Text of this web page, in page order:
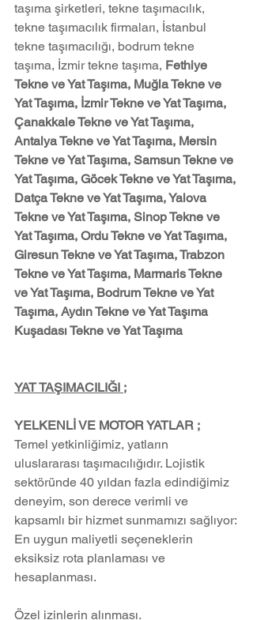
taşıma şirketleri, tekne taşımacılık,
tekne taşımacılık firmaları, İstanbul
tekne taşımacılığı, bodrum tekne
taşıma, İzmir tekne taşıma, Fethiye
Tekne ve Yat Taşıma, Muğla Tekne ve
Yat Taşıma, İzmir Tekne ve Yat Taşıma,
Çanakkale Tekne ve Yat Taşıma,
Antalya Tekne ve Yat Taşıma, Mersin
Tekne ve Yat Taşıma, Samsun Tekne ve
Yat Taşıma, Göcek Tekne ve Yat Taşıma,
Datça Tekne ve Yat Taşıma, Yalova
Tekne ve Yat Taşıma, Sinop Tekne ve
Yat Taşıma, Ordu Tekne ve Yat Taşıma,
Giresun Tekne ve Yat Taşıma, Trabzon
Tekne ve Yat Taşıma, Marmaris Tekne
ve Yat Taşıma, Bodrum Tekne ve Yat
Taşıma, Aydın Tekne ve Yat Taşıma
Kuşadası Tekne ve Yat Taşıma
YAT TAŞIMACILIĞI ;
YELKENLİ VE MOTOR YATLAR ;
Temel yetkinliğimiz, yatların
uluslararası taşımacılığıdır. Lojistik
sektöründe 40 yıldan fazla edindiğimiz
deneyim, son derece verimli ve
kapsamlı bir hizmet sunmamızı sağlıyor:
En uygun maliyetli seçeneklerin
eksiksiz rota planlaması ve
hesaplanması.
Özel izinlerin alınması.